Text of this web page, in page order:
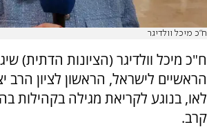
ח"כ מיכל וולדיגר
ח"כ מיכל וולדיגר (הציונות הדתית)
הראשיים לישראל, הראשון לציון הרב
לאו, בנוגע לקריאת מגילה בקהילות
קרב.